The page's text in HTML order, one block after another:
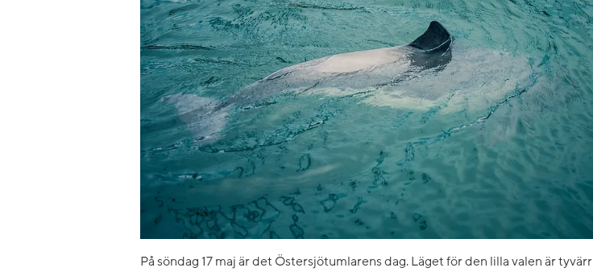
På söndag 17 maj är det Östersjötumlarens dag. Läget för den lilla valen är tyvärr